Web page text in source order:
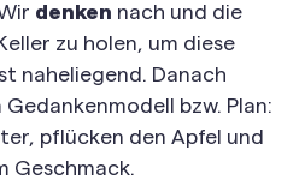
denken nach und die
zu holen, um diese
naheliegend. Danach
bzw. Plan:
pflücken den Apfel und
Geschmack.